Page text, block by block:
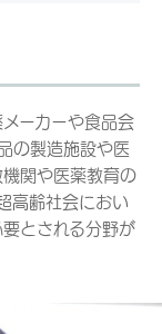
ーカーや食品会
の製造施設や医
関や医薬教育の
高齢社会におい
とされる分野が